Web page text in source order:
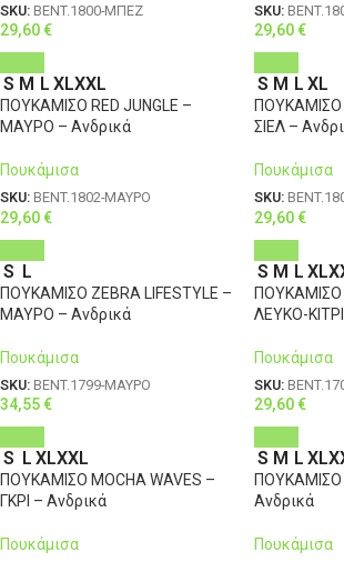
SKU: BENT.1800-ΜΠΕΖ
29,60€
SKU:
29,60€
S M L XLXXL
ΠΟΥΚΑΜΙΣΟ RED JUNGLE –
ΜΑΥΡΟ – Ανδρικά
Πουκάμισα
SKU: BENT.1802-ΜΑΥΡΟ
29,60€
S M L XL
ΠΟΥΚΑΜΙΣΟ
ΣΙΕΛ –
Πουκάμισα
SKU:
29,60€
S L
ΠΟΥΚΑΜΙΣΟ ZEBRA LIFESTYLE –
ΜΑΥΡΟ – Ανδρικά
Πουκάμισα
SKU: BENT.1799-ΜΑΥΡΟ
34,55€
S M L XL
ΠΟΥΚΑΜΙΣΟ
ΛΕΥΚΟ-
Πουκάμισα
SKU:
29,60€
S L XLXXL
ΠΟΥΚΑΜΙΣΟ MOCHA WAVES –
ΓΚΡΙ – Ανδρικά
Πουκάμισα
S M L XL
ΠΟΥΚΑΜΙΣΟ
Ανδρικά
Πουκάμισα